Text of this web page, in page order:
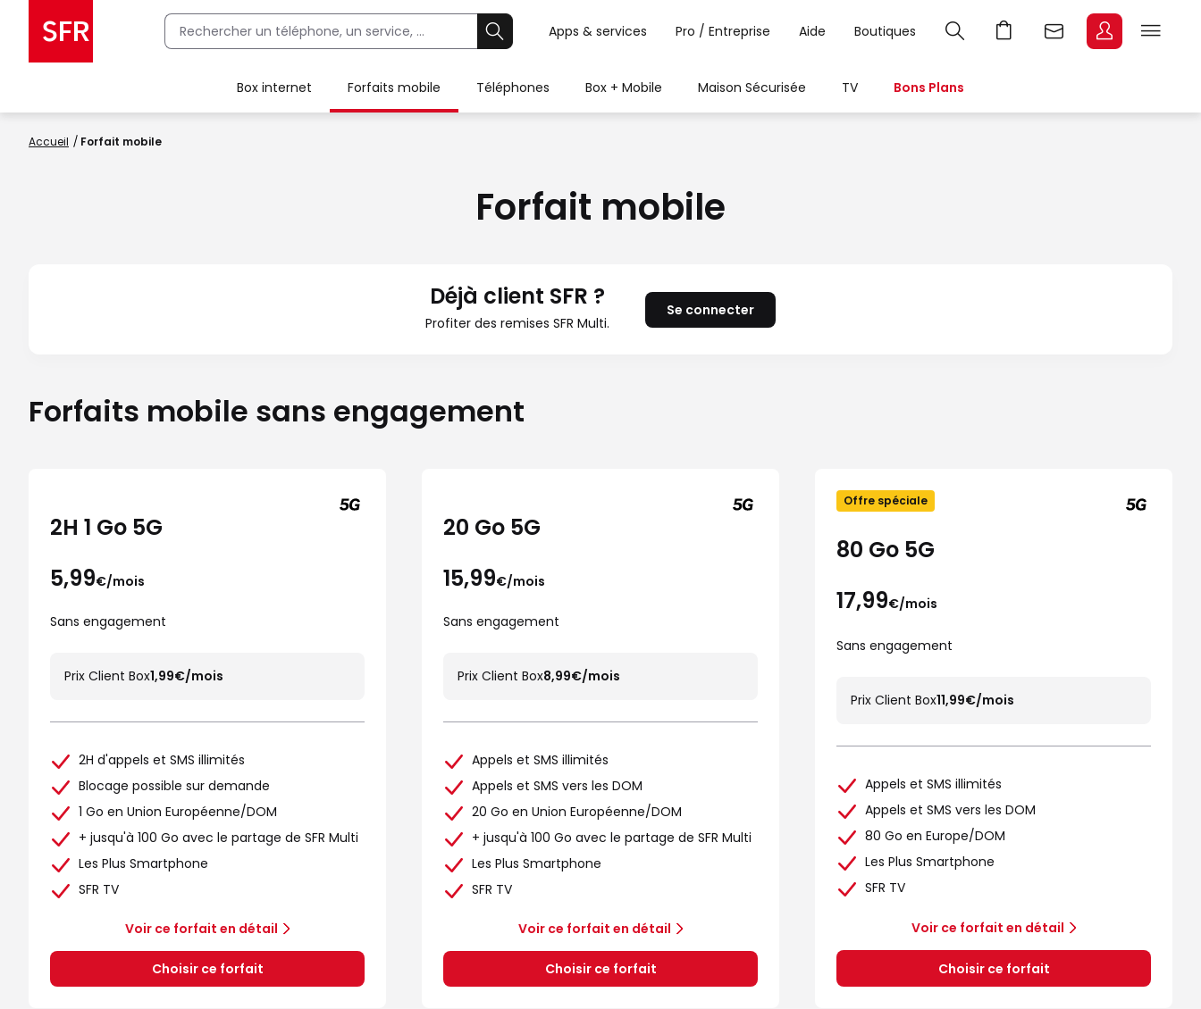
Apps & services Pro / Entreprise Aide Boutiques
Box internet Forfaits mobile Téléphones Box + Mobile Maison Sécurisée TV Bons Plans
Accueil Forfait mobile
Forfait mobile
Déjà client SFR ?
Profiter des remises SFR Multi.
Se connecter
Forfaits mobile sans engagement
2H 1 Go 5G
5,99€/mois
Sans engagement
Prix Client Box1,99€/mois
2H d'appels et SMS illimités
Blocage possible sur demande
1 Go en Union Européenne/DOM
+ jusqu'à 100 Go avec le partage de SFR Multi
Les Plus Smartphone
SFR TV
Voir ce forfait en détail
Choisir ce forfait
20 Go 5G
15,99€/mois
Sans engagement
Prix Client Box8,99€/mois
Appels et SMS illimités
Appels et SMS vers les DOM
20 Go en Union Européenne/DOM
+ jusqu'à 100 Go avec le partage de SFR Multi
Les Plus Smartphone
SFR TV
Voir ce forfait en détail
Choisir ce forfait
Offre spéciale
80 Go 5G
17,99€/mois
Sans engagement
Prix Client Box11,99€/mois
Appels et SMS illimités
Appels et SMS vers les DOM
80 Go en Europe/DOM
Les Plus Smartphone
SFR TV
Voir ce forfait en détail
Choisir ce forfait